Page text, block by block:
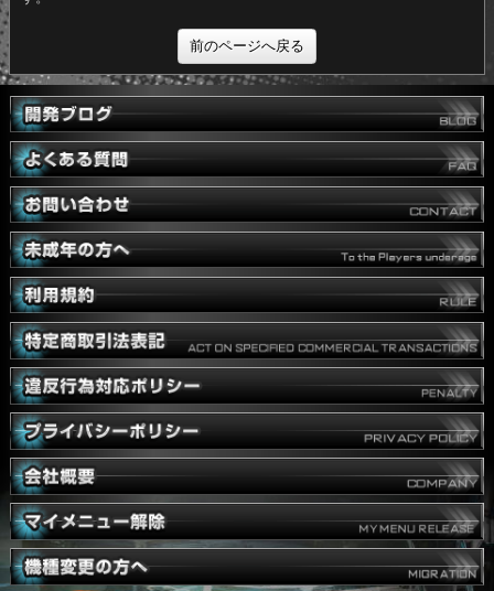
今後とも「StellaceptOnline」αテストへのご参加を宜しくお願いし